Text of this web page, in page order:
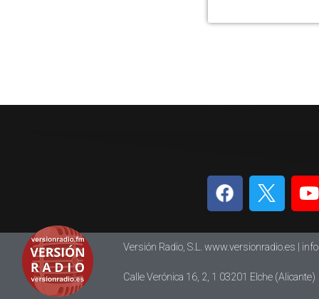
Versión Radio, S.L. www.versionradio.es |
Calle Verónica 16, 2, 1 03201 Elche (Alicante)